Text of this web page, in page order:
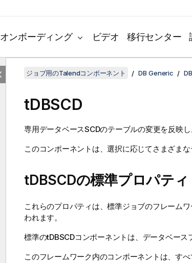
オンボーディング ビデオ 移行センター
ジョブ用のTalendコンポーネント DB Generic
tDBSCD
専用データベースSCDのテーブルの変更を反映し
このコンポーネントは、選択に応じてさまざまな
tDBSCDの標準プロパティ
これらのプロパティは、標準ジョブのフレーム
われます。
標準のtDBSCDコンポーネントは、 データベース
このフレームワーク内のコンポーネントは、す